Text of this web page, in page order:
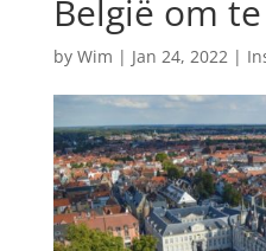
België om
by Wim | Jan 24, 2022|